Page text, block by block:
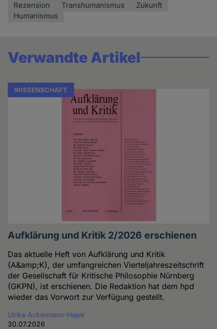
Rezension Transhumanismus
Zukunft
Humanismus
Verwandte Artikel
WISSENSCHAFT
Aufklärung und Kritik 2/2026 erschienen
Das aktuelle Heft von Aufklärung und Kritik
(A&amp;K), der umfangreichen Vierteljahreszeitschrift
der Gesellschaft für Kritische Philosophie Nürnberg
(GKPN), ist erschienen. Die Redaktion hat dem hpd
wieder das Vorwort zur Verfügung gestellt.
Ulrike Ackermann-Hajek
30.07.2026